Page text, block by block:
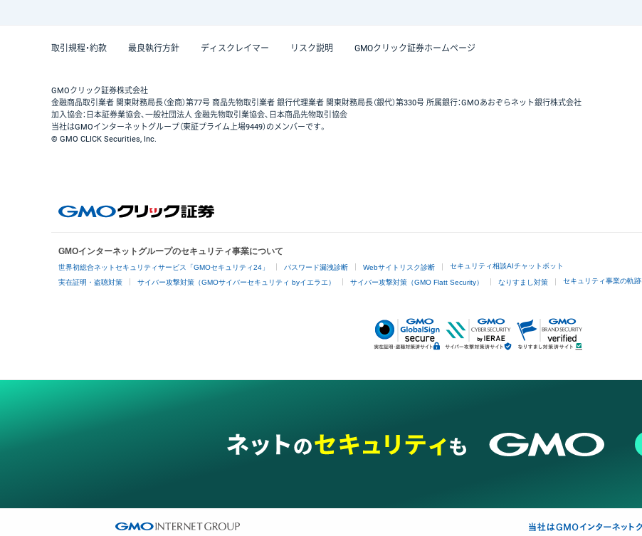
取引規程・約款 最良執行方針 ディスクレイマー リスク説明 GMOクリック証券ホームページ
GMOクリック証券株式会社
金融商品取引業者 関東財務局長（金商）第77号 商品先物取引業者 銀行代理業者 関東財務局長（銀代）第330号 所属銀行：GMOあおぞらネット銀行株式会社
加入協会：日本証券業協会、一般社団法人 金融先物取引業協会、日本商品先物取引協会
当社はGMOインターネットグループ（東証プライム上場9449）のメンバーです。
© GMO CLICK Securities, Inc.
GMOインターネットグループのセキュリティ事業について
世界初総合ネットセキュリティサービス「GMOセキュリティ24」 パスワード漏洩診断 Webサイトリスク診断 セキュリティ相談AIチャットボット
実在証明・盗聴対策 サイバー攻撃対策（GMOサイバーセキュリティ byイエラエ） サイバー攻撃対策（GMO Flatt Security） なりすまし対策 セキュリティ事業の軌跡